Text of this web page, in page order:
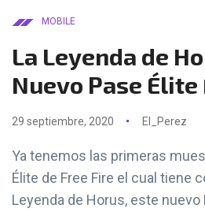
MOBILE
La Leyenda de
Nuevo Pase Élite
29 septiembre, 2020 El_Perez
Ya tenemos las primeras
Élite de Free Fire el cual tiene
Leyenda de Horus, este nuevo